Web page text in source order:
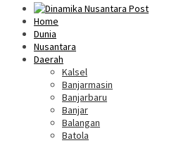
Home
Dunia
Nusantara
Daerah
Kalsel
Banjarmasin
Banjarbaru
Banjar
Balangan
Batola